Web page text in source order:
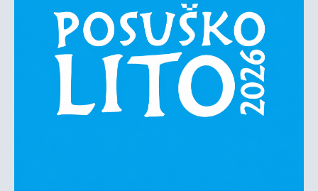
Sport
Kultura
Crna